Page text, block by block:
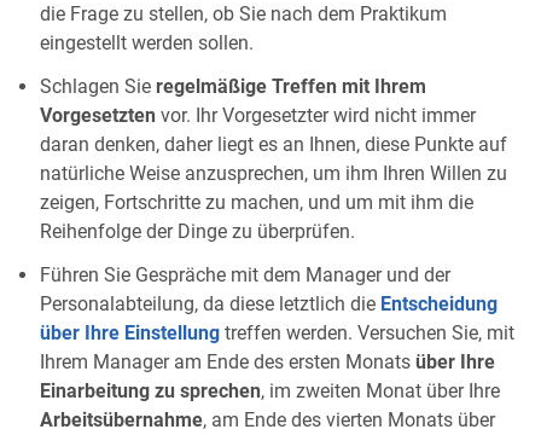
die Frage zu stellen, ob Sie nach dem Praktikum
eingestellt werden sollen.
Schlagen Sie regelmäßige Treffen mit Ihrem
Vorgesetzten vor. Ihr Vorgesetzter wird nicht immer
daran denken, daher liegt es an Ihnen, diese Punkte auf
natürliche Weise anzusprechen, um ihm Ihren Willen zu
zeigen, Fortschritte zu machen, und um mit ihm die
Reihenfolge der Dinge zu überprüfen.
Führen Sie Gespräche mit dem Manager und der
Personalabteilung, da diese letztlich die Entscheidung
über Ihre Einstellung treffen werden. Versuchen Sie, mit
Ihrem Manager am Ende des ersten Monats über Ihre
Einarbeitung zu sprechen, im zweiten Monat über Ihre
Arbeitsübernahme, am Ende des vierten Monats über